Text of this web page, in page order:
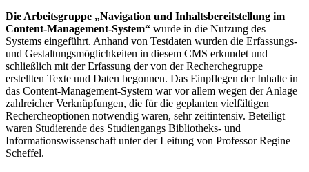
Die Arbeitsgruppe „Navigation und Inhaltsbereitstellung im
Content-Management-System“ wurde in die Nutzung des
Systems eingeführt. Anhand von Testdaten wurden die Erfassungs-
und Gestaltungsmöglichkeiten in diesem CMS erkundet und
schließlich mit der Erfassung der von der Recherchegruppe
erstellten Texte und Daten begonnen. Das Einpflegen der Inhalte in
das Content-Management-System war vor allem wegen der Anlage
zahlreicher Verknüpfungen, die für die geplanten vielfältigen
Rechercheoptionen notwendig waren, sehr zeitintensiv. Beteiligt
waren Studierende des Studiengangs Bibliotheks- und
Informationswissenschaft unter der Leitung von Professor Regine
Scheffel.